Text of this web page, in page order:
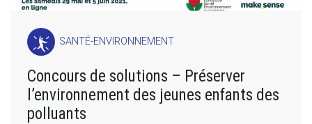
SANTÉ-ENVIRONNEMENT
Concours de solutions – Préserver
l’environnement des jeunes enfants des
polluants